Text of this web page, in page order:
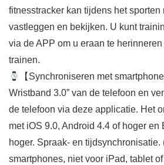
fitnesstracker kan tijdens het
vastleggen en bekijken. U kunt
via de APP om u eraan te
trainen.
【Synchroniseren met
Wristband 3.0” van de telefoon en
de telefoon via deze applicatie. Het
met iOS 9.0, Android 4.4 of hoger en
hoger. Spraak- en tijdsynchronisatie.
smartphones, niet voor iPad, tablet